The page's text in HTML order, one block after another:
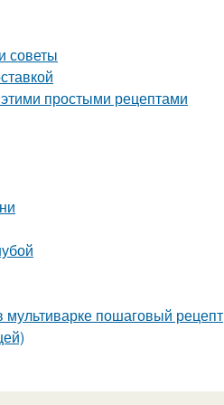
советы
этими простыми рецептами
пошаговый рецепт